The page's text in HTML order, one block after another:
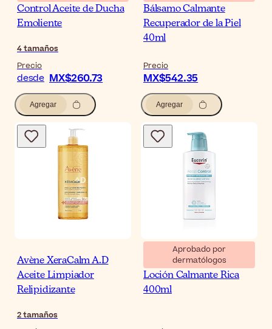
Control Aceite de Ducha
Emoliente
4tamaños
Precio
desde MX$260.73
Agregar
Bálsamo Calmante
Recuperador de la Piel
40ml
Precio
MX$542.35
Agregar
Avène XeraCalm A.D
Aceite Limpiador
Relipidizante
2tamaños
Aprobado por
dermatólogos
Eucerin AtopiControl
Loción Calmante Rica
400ml